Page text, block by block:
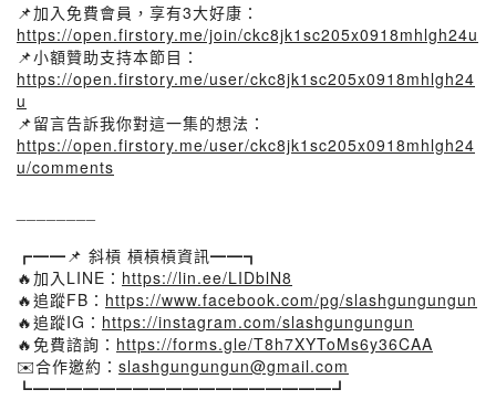
📌加入免費會員，享有3大好康：
https://open.firstory.me/join/ckc8jk1sc205x0918mhlgh24u
📌小額贊助支持本節目：
https://open.firstory.me/user/ckc8jk1sc205x0918mhlgh24
u
📌留言告訴我你對這一集的想法：
https://open.firstory.me/user/ckc8jk1sc205x0918mhlgh24
u/comments
┏━━📌 斜槓 槓槓槓資訊━━┓
🔥加入LINE： https://lin.ee/LIDblN8
🔥追蹤FB： https://www.facebook.com/pg/slashgungungun
🔥追蹤IG： https://instagram.com/slashgungungun
🔥免費諮詢： https://forms.gle/T8h7XYToMs6y36CAA
✉️合作邀約： slashgungungun@gmail.com
┗━━━━━━━━━━━━━━━━━━┛